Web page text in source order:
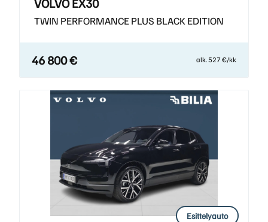
TWIN PERFORMANCE PLUS BLACK EDITION
46 800 € alk. 527 €/kk
Esittelyauto